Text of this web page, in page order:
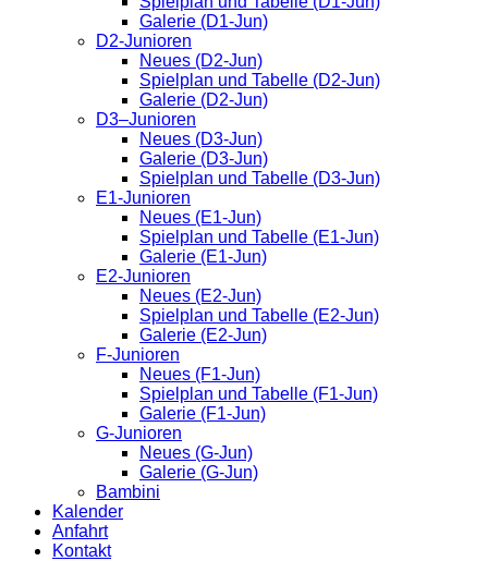
Galerie (D1-Jun)
D2-Junioren
Neues (D2-Jun)
Spielplan und Tabelle (D2-Jun)
Galerie (D2-Jun)
D3–Junioren
Neues (D3-Jun)
Galerie (D3-Jun)
Spielplan und Tabelle (D3-Jun)
E1-Junioren
Neues (E1-Jun)
Spielplan und Tabelle (E1-Jun)
Galerie (E1-Jun)
E2-Junioren
Neues (E2-Jun)
Spielplan und Tabelle (E2-Jun)
Galerie (E2-Jun)
F-Junioren
Neues (F1-Jun)
Spielplan und Tabelle (F1-Jun)
Galerie (F1-Jun)
G-Junioren
Neues (G-Jun)
Galerie (G-Jun)
Bambini
Kalender
Anfahrt
Kontakt